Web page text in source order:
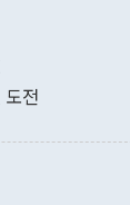
"우리의 선
관은 업무
기록했지만
로 전환됐다.
는 배당수입
도전